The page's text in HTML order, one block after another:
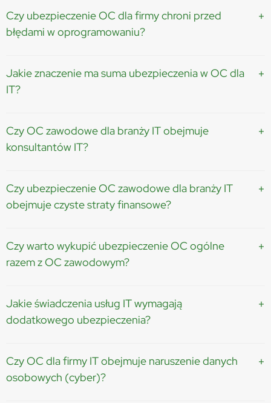
Czy ubezpieczenie OC dla firmy chroni przed
błędami w oprogramowaniu?
Jakie znaczenie ma suma ubezpieczenia w OC dla
IT?
Czy OC zawodowe dla branży IT obejmuje
konsultantów IT?
Czy ubezpieczenie OC zawodowe dla branży IT
obejmuje czyste straty finansowe?
Czy warto wykupić ubezpieczenie OC ogólne
razem z OC zawodowym?
Jakie świadczenia usług IT wymagają
dodatkowego ubezpieczenia?
Czy OC dla firmy IT obejmuje naruszenie danych
osobowych (cyber)?